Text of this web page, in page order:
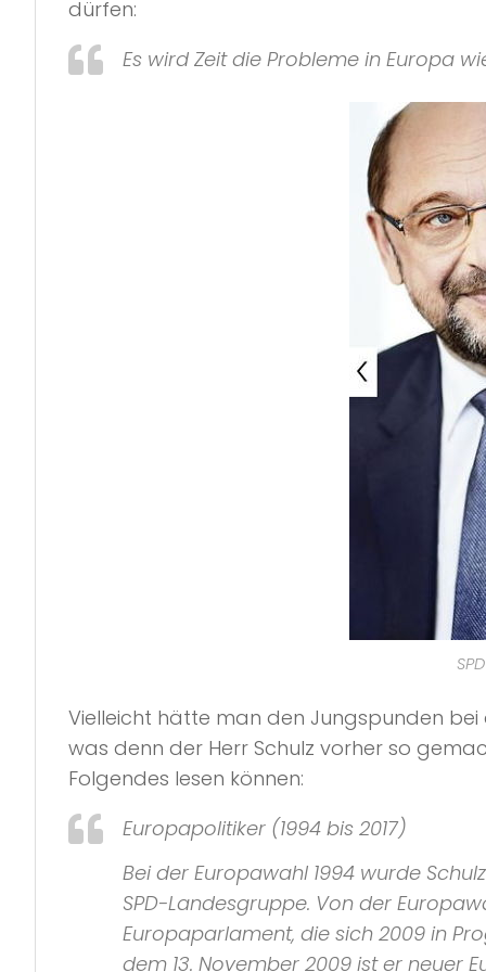
dürfen:
Es wird Zeit die Probleme in Europa
Vielleicht hätte man den Jungspunden
was denn der Herr Schulz vorher so
Folgendes lesen können:
Europapolitiker (1994 bis 2017)
Bei der Europawahl 1994 wurde
SPD-Landesgruppe. Von der
Europaparlament, die sich 2009 in
dem 13. November 2009 ist er neuer